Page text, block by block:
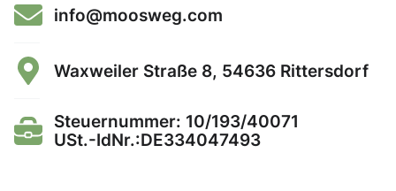
info@moosweg.com
Waxweiler Straße 8, 54636 Rittersdorf
Steuernummer: 10/193/40071
USt.-IdNr.:DE334047493